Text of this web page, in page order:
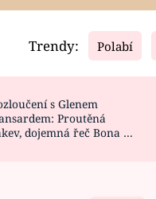
Video
CELEBRITY
VAŘENÍ
Trendy: Polabí
s Glenem
Proutěná
dojemná řeč Bona a